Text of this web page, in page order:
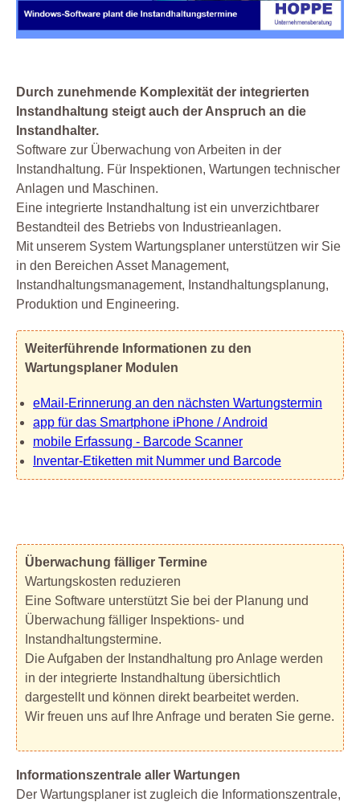
Durch zunehmende Komplexität der integrierten
Instandhaltung steigt auch der Anspruch an die
Instandhalter.
Software zur Überwachung von Arbeiten in der
Instandhaltung. Für Inspektionen, Wartungen technischer
Anlagen und Maschinen.
Eine integrierte Instandhaltung ist ein unverzichtbarer
Bestandteil des Betriebs von Industrieanlagen.
Mit unserem System Wartungsplaner unterstützen wir Sie
in den Bereichen Asset Management,
Instandhaltungsmanagement, Instandhaltungsplanung,
Produktion und Engineering.
Weiterführende Informationen zu den
Wartungsplaner Modulen
eMail-Erinnerung an den nächsten Wartungstermin
app für das Smartphone iPhone / Android
mobile Erfassung - Barcode Scanner
Inventar-Etiketten mit Nummer und Barcode
Überwachung fälliger Termine
Wartungskosten reduzieren
Eine Software unterstützt Sie bei der Planung und
Überwachung fälliger Inspektions- und
Instandhaltungstermine.
Die Aufgaben der Instandhaltung pro Anlage werden
in der integrierte Instandhaltung übersichtlich
dargestellt und können direkt bearbeitet werden.
Wir freuen uns auf Ihre Anfrage und beraten Sie gerne.
Informationszentrale aller Wartungen
Der Wartungsplaner ist zugleich die Informationszentrale,